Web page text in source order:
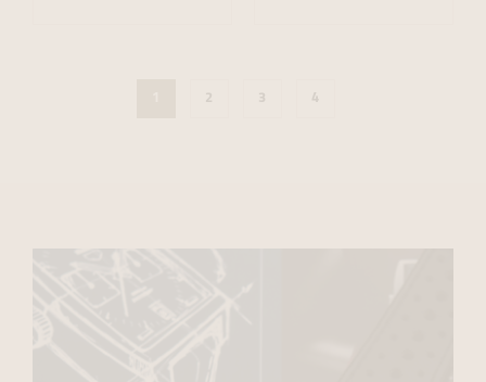
2 3 4